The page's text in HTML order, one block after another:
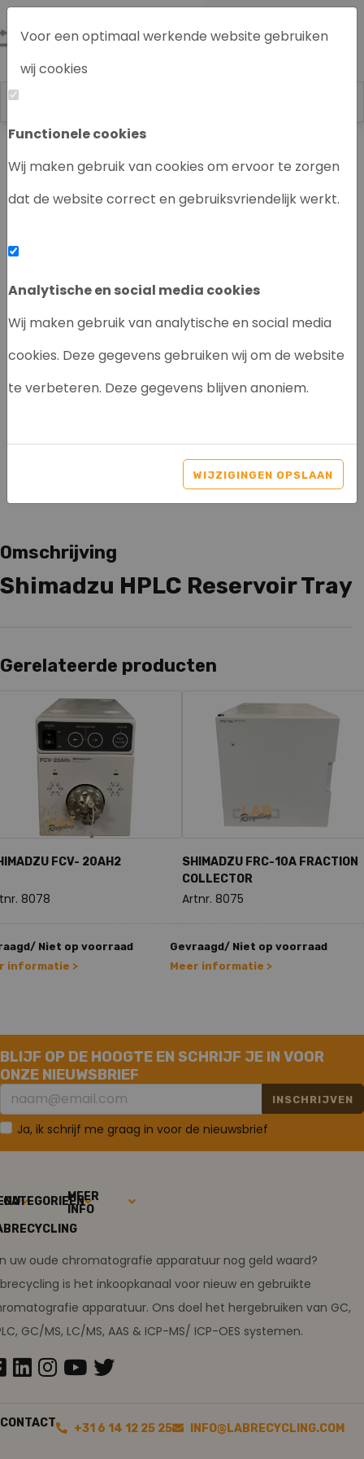
Voor een optimaal werkende website gebruiken
wij cookies
Functionele cookies
Wij maken gebruik van cookies om ervoor te zorgen
dat de website correct en gebruiksvriendelijk werkt.
Analytische en social media cookies
Wij maken gebruik van analytische en social media
cookies. Deze gegevens gebruiken wij om de website
te verbeteren. Deze gegevens blijven anoniem.
WIJZIGINGEN OPSLAAN
Labrecycling Chromatografie instrumenten
‹
RESERVOIR TRAY
Omschrijving
Shimadzu HPLC Reservoir Tray
Gerelateerde producten
FCV- 20AH2
8078
Niet op voorraad
informatie >
SHIMADZU FRC-10A FRACTION
COLLECTOR
Artnr. 8075
Gevraagd/ Niet op voorraad
Meer informatie >
BLIJF OP DE HOOGTE EN SCHRIJF JE IN VOOR
ONZE NIEUWSBRIEF
INSCHRIJVEN
Ja, ik schrijf me graag in voor de nieuwsbrief
CATEGORIEËNMEER
INFO
uw oude chromatografie apparatuur nog geld waard?
is het inkoopkanaal voor nieuw en gebruikte
apparatuur. Ons doel het hergebruiken van GC,
GC/MS, LC/MS, AAS & ICP-MS/ ICP-OES systemen.
CONTACT +31 6 14 12 25 25 INFO@LABRECYCLING.COM